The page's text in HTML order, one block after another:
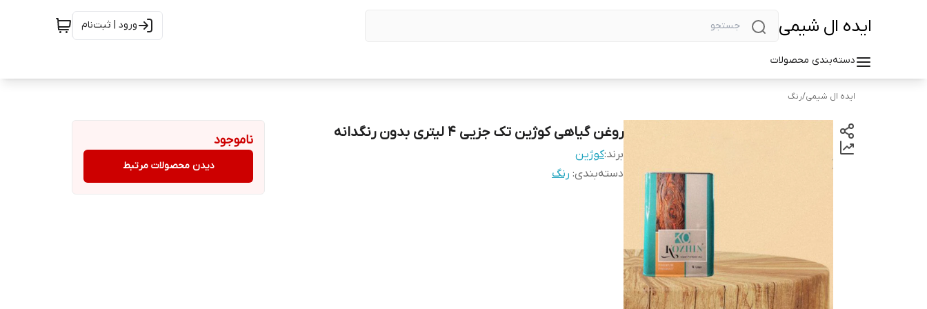
ایده ال شیمی ورود | ثبت‌نام
دسته‌بندی محصولات
ایده ال شیمی/رنگ
روغن گیاهی کوژین تک جزیی ۴ لیتری بدون رنگدانه
برند:کوژین
دسته‌بندی: رنگ
ناموجود
دیدن محصولات مرتبط